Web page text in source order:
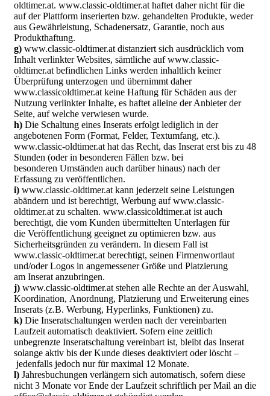
oldtimer.at. www.classic-oldtimer.at haftet daher nicht für die
auf der Plattform inserierten bzw. gehandelten Produkte, weder
aus Gewährleistung, Schadenersatz, Garantie, noch aus
Produkthaftung.
g) www.classic-oldtimer.at distanziert sich ausdrücklich vom
Inhalt verlinkter Websites, sämtliche auf www.classic-
oldtimer.at befindlichen Links werden inhaltlich keiner
Überprüfung unterzogen und übernimmt daher
www.classicoldtimer.at keine Haftung für Schäden aus der
Nutzung verlinkter Inhalte, es haftet alleine der Anbieter der
Seite, auf welche verwiesen wurde.
h) Die Schaltung eines Inserats erfolgt lediglich in der
angebotenen Form (Format, Felder, Textumfang, etc.).
www.classic-oldtimer.at hat das Recht, das Inserat erst bis zu 48
Stunden (oder in besonderen Fällen bzw. bei
besonderen Umständen auch darüber hinaus) nach der
Erfassung zu veröffentlichen.
i) www.classic-oldtimer.at kann jederzeit seine Leistungen
abändern und ist berechtigt, Werbung auf www.classic-
oldtimer.at zu schalten. www.classicoldtimer.at ist auch
berechtigt, die vom Kunden übermittelten Unterlagen für
die Veröffentlichung geeignet zu optimieren bzw. aus
Sicherheitsgründen zu verändern. In diesem Fall ist
www.classic-oldtimer.at berechtigt, seinen Firmenwortlaut
und/oder Logos in angemessener Größe und Platzierung
am Inserat anzubringen.
j) www.classic-oldtimer.at stehen alle Rechte an der Auswahl,
Koordination, Anordnung, Platzierung und Erweiterung eines
Inserats (z.B. Werbung, Hyperlinks, Funktionen) zu.
k) Die Inseratschaltungen werden nach der vereinbarten
Laufzeit automatisch deaktiviert. Sofern eine zeitlich
unbegrenzte Inseratschaltung vereinbart ist, bleibt das Inserat
solange aktiv bis der Kunde dieses deaktiviert oder löscht –
jedenfalls jedoch nur für maximal 12 Monate.
l) Jahresbuchungen verlängern sich automatisch, sofern diese
nicht 3 Monate vor Ende der Laufzeit schriftlich per Mail an die